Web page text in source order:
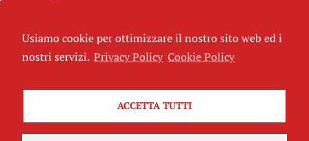
Seguici
Iscriviti alla newsletter
Usiamo cookie per ottimizzare il nostro sito web ed i
nostri servizi. Privacy Policy Cookie Policy
ACCETTA TUTTI